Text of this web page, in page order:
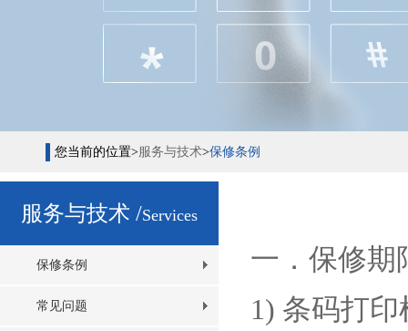
您当前的位置>服务与技术>保修条例
服务与技术 /Services
保修条例
常见问题
一．保修期
1) 条码打